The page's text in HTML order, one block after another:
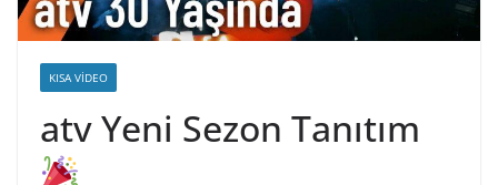
KISA VIDEO
atv Yeni Sezon Tanıtım